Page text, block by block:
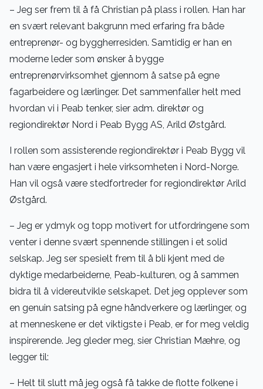
– Jeg ser frem til å få Christian på plass i rollen. Han har
en svært relevant bakgrunn med erfaring fra både
entreprenør- og byggherresiden. Samtidig er han en
moderne leder som ønsker å bygge
entreprenørvirksomhet gjennom å satse på egne
fagarbeidere og lærlinger. Det sammenfaller helt med
hvordan vi i Peab tenker, sier adm. direktør og
regiondirektør Nord i Peab Bygg AS, Arild Østgård.
I rollen som assisterende regiondirektør i Peab Bygg vil
han være engasjert i hele virksomheten i Nord-Norge.
Han vil også være stedfortreder for regiondirektør Arild
Østgård.
– Jeg er ydmyk og topp motivert for utfordringene som
venter i denne svært spennende stillingen i et solid
selskap. Jeg ser spesielt frem til å bli kjent med de
dyktige medarbeiderne, Peab-kulturen, og å sammen
bidra til å videreutvikle selskapet. Det jeg opplever som
en genuin satsing på egne håndverkere og lærlinger, og
at menneskene er det viktigste i Peab, er for meg veldig
inspirerende. Jeg gleder meg, sier Christian Mæhre, og
legger til:
– Helt til slutt må jeg også få takke de flotte folkene i